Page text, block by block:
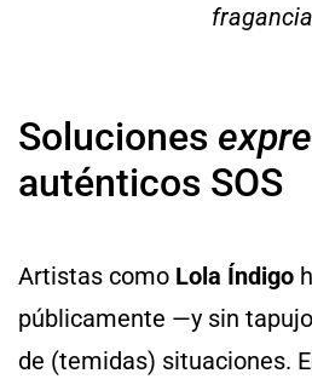
Soluciones
auténticos SOS
Artistas como Lola Índigo
públicamente —y sin
de (temidas) situaciones.